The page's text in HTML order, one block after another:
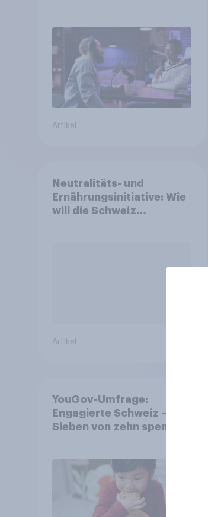
Artikel
Neutralitäts- und
Ernährungsinitiative: Wie
will die Schweiz
Artikel
YouGov-Umfrage:
Engagierte Schweiz –
Sieben von zehn spenden,